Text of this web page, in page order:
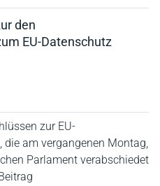
den
EU-Datenschutz
zur EU-
am vergangenen Montag,
Parlament verabschiedet